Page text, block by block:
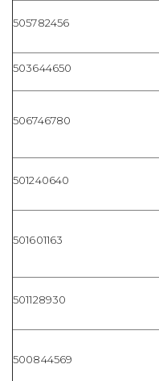
505782456
503644650
506746780
501240640
501601163
501128930
500844569